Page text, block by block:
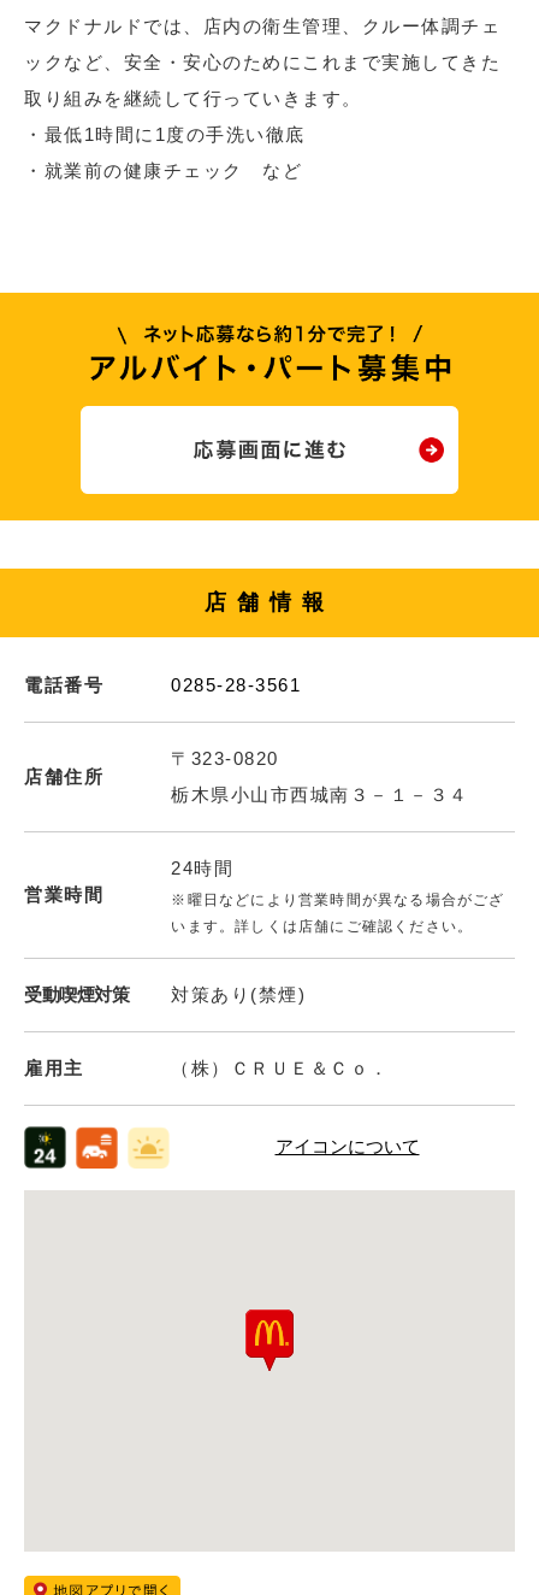
マクドナルドでは、店内の衛生管理、クルー体調チェ
ックなど、安全・安心のためにこれまで実施してきた
取り組みを継続して行っていきます。
・最低1時間に1度の手洗い徹底
・就業前の健康チェック など
店舗情報
電話番号 0285-28-3561
店舗住所
〒323-0820
栃木県小山市西城南３－１－３４
営業時間
24時間
※曜日などにより営業時間が異なる場合がござ
います。詳しくは店舗にご確認ください。
受動喫煙対策 対策あり(禁煙)
雇用主 （株）ＣＲＵＥ＆Ｃｏ．
アイコンについて